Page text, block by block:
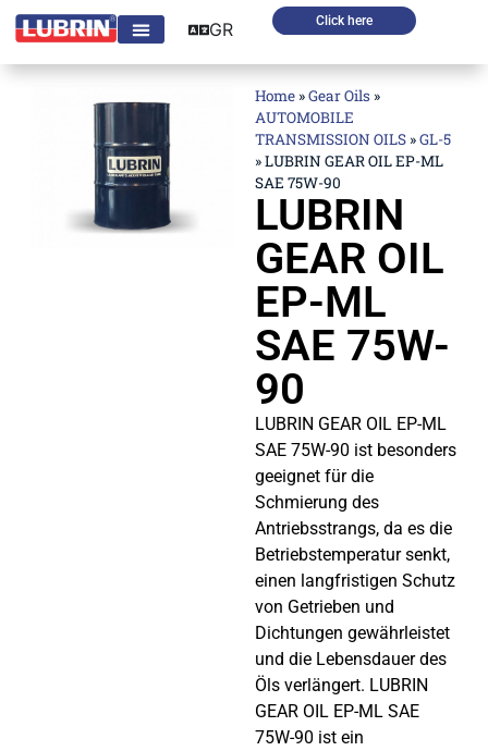
Click here
GR
Home »Gear Oils »
AUTOMOBILE
TRANSMISSION OILS »GL-5
»LUBRIN GEAR OIL EP-ML
SAE 75W-90
LUBRIN
GEAR OIL
EP-ML
SAE 75W-
90
LUBRIN GEAR OIL EP-ML
SAE 75W-90 ist besonders
geeignet für die
Schmierung des
Antriebsstrangs, da es die
Betriebstemperatur senkt,
einen langfristigen Schutz
von Getrieben und
Dichtungen gewährleistet
und die Lebensdauer des
Öls verlängert. LUBRIN
GEAR OIL EP-ML SAE
75W-90 ist ein